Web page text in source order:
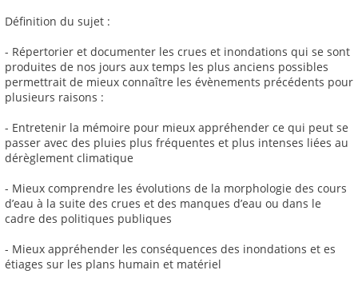
Définition du sujet :
- Répertorier et documenter les crues et inondations qui se sont
produites de nos jours aux temps les plus anciens possibles
permettrait de mieux connaître les évènements précédents pour
plusieurs raisons :
- Entretenir la mémoire pour mieux appréhender ce qui peut se
passer avec des pluies plus fréquentes et plus intenses liées au
dérèglement climatique
- Mieux comprendre les évolutions de la morphologie des cours
d’eau à la suite des crues et des manques d’eau ou dans le
cadre des politiques publiques
- Mieux appréhender les conséquences des inondations et es
étiages sur les plans humain et matériel